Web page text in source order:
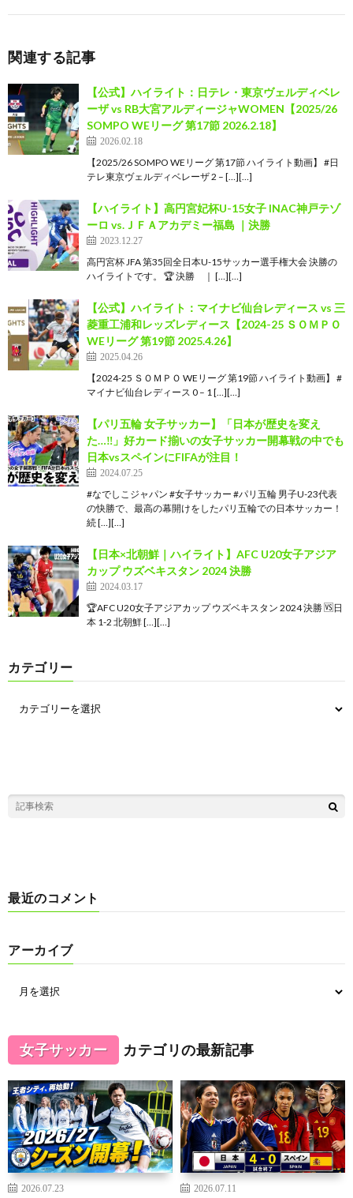
関連する記事
【公式】ハイライト：日テレ・東京ヴェルディベレ
ーザ vs RB大宮アルディージャWOMEN【2025/26
SOMPO WEリーグ 第17節 2026.2.18】
2026.02.18
【2025/26 SOMPO WEリーグ 第17節 ハイライト動画】 #日
テレ東京ヴェルディベレーザ 2 – […][…]
【ハイライト】高円宮妃杯U-15女子 INAC神戸テゾ
ーロ vs.ＪＦＡアカデミー福島 ｜決勝
2023.12.27
高円宮杯 JFA 第35回全日本U-15サッカー選手権大会 決勝の
ハイライトです。 🏆 決勝 ｜ […][…]
【公式】ハイライト：マイナビ仙台レディース vs 三
菱重工浦和レッズレディース【2024-25 ＳＯＭＰＯ
WEリーグ 第19節 2025.4.26】
2025.04.26
【2024-25 ＳＯＭＰＯ WEリーグ 第19節 ハイライト動画】 #
マイナビ仙台レディース 0 – 1 […][…]
【パリ五輪 女子サッカー】「日本が歴史を変え
た…‼︎」好カード揃いの女子サッカー開幕戦の中でも
日本vsスペインにFIFAが注目！
2024.07.25
#なでしこジャパン #女子サッカー #パリ五輪 男子U-23代表
の快勝で、最高の幕開けをしたパリ五輪での日本サッカー！
続 […][…]
【日本×北朝鮮｜ハイライト】AFC U20女子アジア
カップ ウズベキスタン 2024 決勝
2024.03.17
🏆AFC U20女子アジアカップ ウズベキスタン 2024 決勝 🆚日
本 1-2 北朝鮮 […][…]
カテゴリー
最近のコメント
アーカイブ
女子サッカー カテゴリの最新記事
2026.07.23 2026.07.11